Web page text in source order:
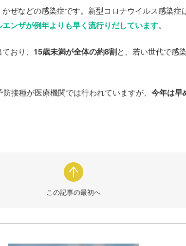
ぜなどの感染症です。新型コロナウイルス感染症
エンザが例年よりも早く流行りだしています。
おり、 15歳未満が全体の約8割と、若い世代で感
接種が医療機関では行われていますが、 今年は早
この記事の最初へ